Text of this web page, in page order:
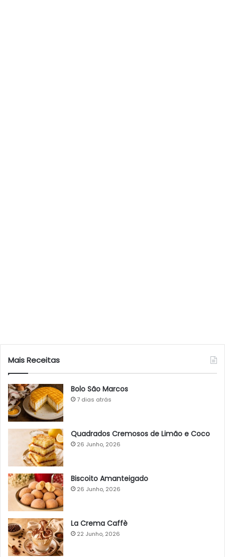
Mais Receitas
Bolo São Marcos
7 dias atrás
Quadrados Cremosos de Limão e Coco
26 Junho, 2026
Biscoito Amanteigado
26 Junho, 2026
La Crema Caffè
22 Junho, 2026